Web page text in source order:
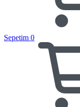
Sepetim 0